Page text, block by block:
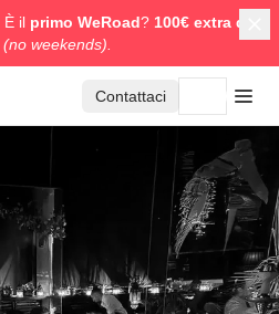
. È il primo WeRoad? 100€ extra di
(no weekends).
Contattaci